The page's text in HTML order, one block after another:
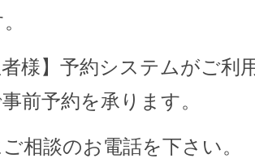
者様】予約システムがご利
前予約を承ります。
相談のお電話を下さい。